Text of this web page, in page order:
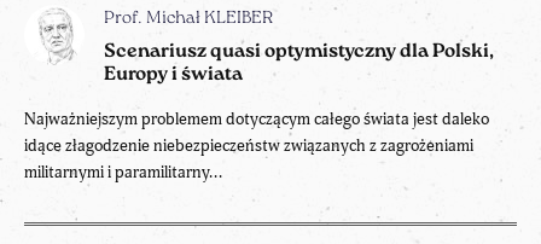
Prof. Michał KLEIBER
Scenariusz quasi optymistyczny dla Polski,
Europy i świata
Najważniejszym problemem dotyczącym całego świata jest daleko
idące złagodzenie niebezpieczeństw związanych z zagrożeniami
militarnymi i paramilitarny...